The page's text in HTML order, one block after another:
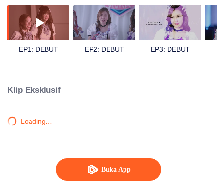
Buka App
mematuhi aturan ketat setidaknya selama 6 tahun. Mereka harus melupakan
memiliki kehidupan remaja yang normal. Kencan jadi hal terlarang. Mereka
harus berlatih siang dan malam. Mereka harus menyingkirkan kepribadian
lama mereka dan menggantinya dengan imej 'innocent, girl-next-door' yang
EP1: DEBUT EP2: DEBUT EP3: DEBUT
Klip Eksklusif
Loading…